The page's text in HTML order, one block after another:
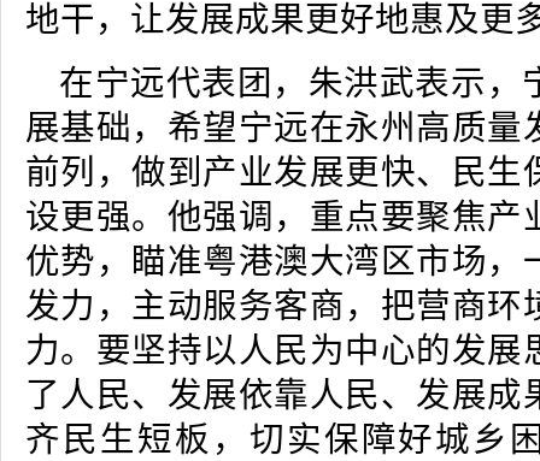
地干，让发展成果更好地惠及更
在宁远代表团，朱洪武表示，
展基础，希望宁远在永州高质量
前列，做到产业发展更快、民生
设更强。他强调，重点要聚焦产
优势，瞄准粤港澳大湾区市场，
发力，主动服务客商，把营商环
力。要坚持以人民为中心的发展
了人民、发展依靠人民、发展成
齐民生短板，切实保障好城乡